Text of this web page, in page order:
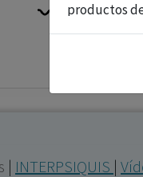
productos
prescribir o
a título
a las
| INTERPSIQUIS |